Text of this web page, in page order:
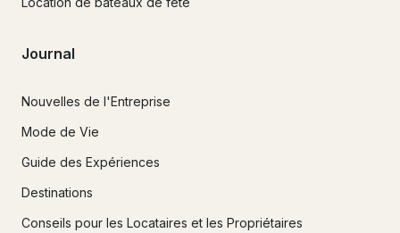
Journal
Nouvelles de l'Entreprise
Mode de Vie
Guide des Expériences
Destinations
Conseils pour les Locataires et les Propriétaires